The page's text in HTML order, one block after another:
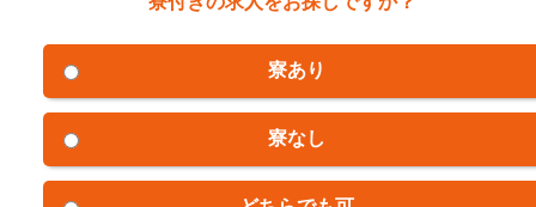
寮あり
寮なし